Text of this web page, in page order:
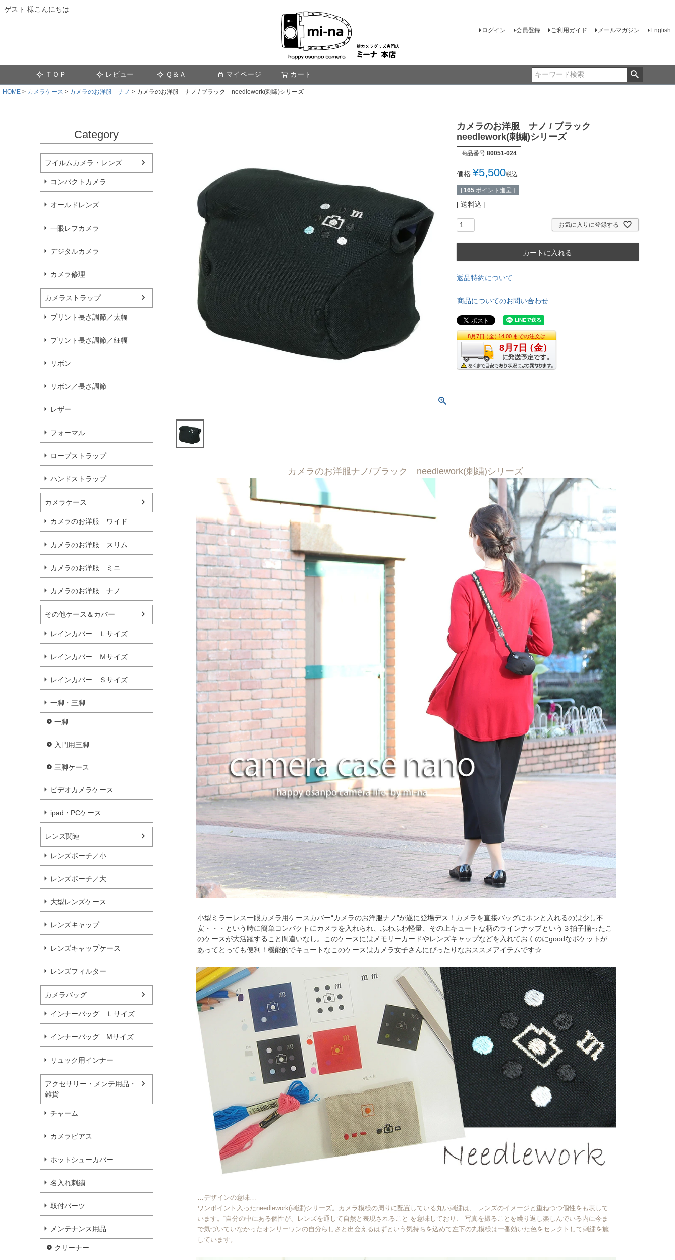
ゲスト 様こんにちは
ログイン 会員登録 ご利用ガイド メールマガジン English
ＴＯＰ レビュー Ｑ＆Ａ マイページ カート
HOME カメラケース カメラのお洋服 ナノ カメラのお洋服 ナノ / ブラック needlework(刺繍)シリーズ
Category
フイルムカメラ・レンズ
コンパクトカメラ
オールドレンズ
一眼レフカメラ
デジタルカメラ
カメラ修理
カメラストラップ
プリント長さ調節／太幅
プリント長さ調節／細幅
リボン
リボン／長さ調節
レザー
フォーマル
ロープストラップ
ハンドストラップ
カメラケース
カメラのお洋服 ワイド
カメラのお洋服 スリム
カメラのお洋服 ミニ
カメラのお洋服 ナノ
その他ケース＆カバー
レインカバー Ｌサイズ
レインカバー Ｍサイズ
レインカバー Ｓサイズ
一脚・三脚
一脚
入門用三脚
三脚ケース
ビデオカメラケース
ipad・PCケース
レンズ関連
レンズポーチ／小
レンズポーチ／大
大型レンズケース
レンズキャップ
レンズキャップケース
レンズフィルター
カメラバッグ
インナーバッグ Ｌサイズ
インナーバッグ Мサイズ
リュック用インナー
アクセサリー・メンテ用品・
雑貨
チャーム
カメラピアス
ホットシューカバー
名入れ刺繍
取付パーツ
メンテナンス用品
クリーナー
カメラのお洋服 ナノ / ブラック
needlework(刺繍)シリーズ
商品番号 80051-024
価格 ¥5,500税込
[ 165 ポイント進呈 ]
送料込
お気に入りに登録する
カートに入れる
返品特約について
商品についてのお問い合わせ
カメラのお洋服ナノ/ブラック needlework(刺繍)シリーズ
小型ミラーレス一眼カメラ用ケースカバー“カメラのお洋服ナノ”が遂に登場デス！カメラを直接バッグにポンと入れるのは少し不
安・・・という時に簡単コンパクトにカメラを入れられ、ふわふわ軽量、その上キュートな柄のラインナップという３拍子揃ったこ
のケースが大活躍すること間違いなし。このケースにはメモリーカードやレンズキャップなどを入れておくのにgoodなポケットが
あってとっても便利！機能的でキュートなこのケースはカメラ女子さんにぴったりなおススメアイテムです☆
…デザインの意味…
ワンポイント入ったneedlework(刺繍)シリーズ。カメラ模様の周りに配置している丸い刺繍は、 レンズのイメージと重ねつつ個性をも表して
います。“自分の中にある個性が、レンズを通して自然と表現されること”を意味しており、 写真を撮ることを繰り返し楽しんでいる内に今ま
で気づいていなかったオンリーワンの自分らしさと出会えるはずという気持ちを込めて左下の丸模様は一番効いた色をセレクトして刺繍を施
しています。